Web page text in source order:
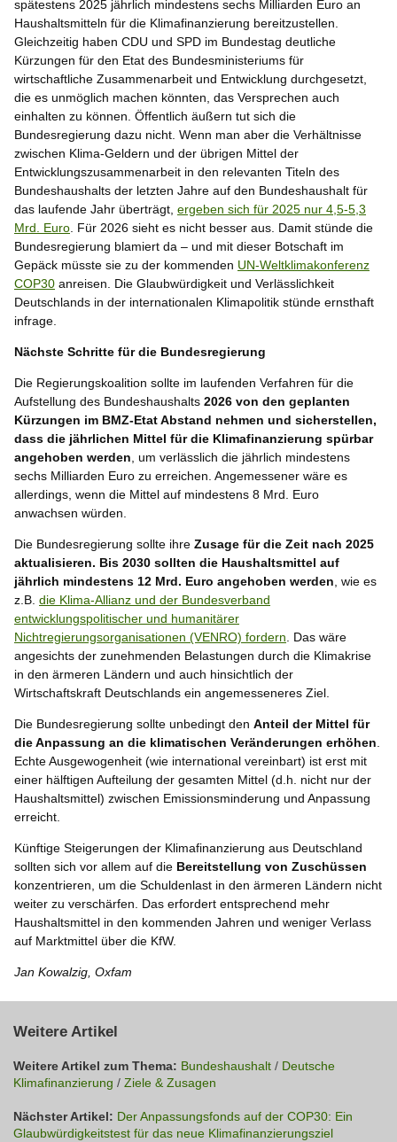
spätestens 2025 jährlich mindestens sechs Milliarden Euro an
Haushaltsmitteln für die Klimafinanzierung bereitzustellen.
Gleichzeitig haben CDU und SPD im Bundestag deutliche
Kürzungen für den Etat des Bundesministeriums für
wirtschaftliche Zusammenarbeit und Entwicklung durchgesetzt,
die es unmöglich machen könnten, das Versprechen auch
einhalten zu können. Öffentlich äußern tut sich die
Bundesregierung dazu nicht. Wenn man aber die Verhältnisse
zwischen Klima-Geldern und der übrigen Mittel der
Entwicklungszusammenarbeit in den relevanten Titeln des
Bundeshaushalts der letzten Jahre auf den Bundeshaushalt für
das laufende Jahr überträgt, ergeben sich für 2025 nur 4,5-5,3
Mrd. Euro. Für 2026 sieht es nicht besser aus. Damit stünde die
Bundesregierung blamiert da – und mit dieser Botschaft im
Gepäck müsste sie zu der kommenden UN-Weltklimakonferenz
COP30 anreisen. Die Glaubwürdigkeit und Verlässlichkeit
Deutschlands in der internationalen Klimapolitik stünde ernsthaft
infrage.
Nächste Schritte für die Bundesregierung
Die Regierungskoalition sollte im laufenden Verfahren für die
Aufstellung des Bundeshaushalts 2026 von den geplanten
Kürzungen im BMZ-Etat Abstand nehmen und sicherstellen,
dass die jährlichen Mittel für die Klimafinanzierung spürbar
angehoben werden, um verlässlich die jährlich mindestens
sechs Milliarden Euro zu erreichen. Angemessener wäre es
allerdings, wenn die Mittel auf mindestens 8 Mrd. Euro
anwachsen würden.
Die Bundesregierung sollte ihre Zusage für die Zeit nach 2025
aktualisieren. Bis 2030 sollten die Haushaltsmittel auf
jährlich mindestens 12 Mrd. Euro angehoben werden, wie es
z.B. die Klima-Allianz und der Bundesverband
entwicklungspolitischer und humanitärer
Nichtregierungsorganisationen (VENRO) fordern. Das wäre
angesichts der zunehmenden Belastungen durch die Klimakrise
in den ärmeren Ländern und auch hinsichtlich der
Wirtschaftskraft Deutschlands ein angemesseneres Ziel.
Die Bundesregierung sollte unbedingt den Anteil der Mittel für
die Anpassung an die klimatischen Veränderungen erhöhen.
Echte Ausgewogenheit (wie international vereinbart) ist erst mit
einer hälftigen Aufteilung der gesamten Mittel (d.h. nicht nur der
Haushaltsmittel) zwischen Emissionsminderung und Anpassung
erreicht.
Künftige Steigerungen der Klimafinanzierung aus Deutschland
sollten sich vor allem auf die Bereitstellung von Zuschüssen
konzentrieren, um die Schuldenlast in den ärmeren Ländern nicht
weiter zu verschärfen. Das erfordert entsprechend mehr
Haushaltsmittel in den kommenden Jahren und weniger Verlass
auf Marktmittel über die KfW.
Jan Kowalzig, Oxfam
Weitere Artikel
Weitere Artikel zum Thema: Bundeshaushalt / Deutsche
Klimafinanzierung / Ziele & Zusagen
Nächster Artikel: Der Anpassungsfonds auf der COP30: Ein
Glaubwürdigkeitstest für das neue Klimafinanzierungsziel